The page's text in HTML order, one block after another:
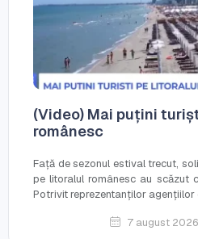
(Video) Mai puțini
românesc
Față de sezonul estival trecut,
pe litoralul românesc au scăzut
Potrivit reprezentanților agențiilor
7 august 2026